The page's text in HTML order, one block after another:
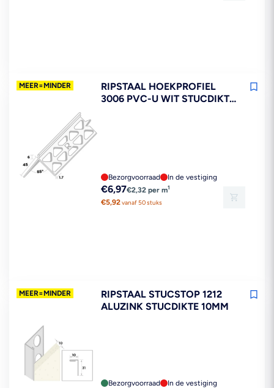
MEER=MINDER
RIPSTAAL HOEKPROFIEL
3006 PVC-U WIT STUCDIKTE
Bezorgvoorraad In de vestiging
Reguliere
prijs
€6,97€2,32 per m1
€5,92vanaf 50 stuks
MEER=MINDER
RIPSTAAL STUCSTOP 1212
ALUZINK STUCDIKTE 10MM
Bezorgvoorraad
In de vestiging